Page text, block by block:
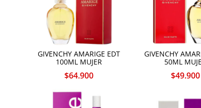
GIVENCHY AMARIGE EDT
100ML MUJER
$64.900
GIVENCHY
50ML
$49.900